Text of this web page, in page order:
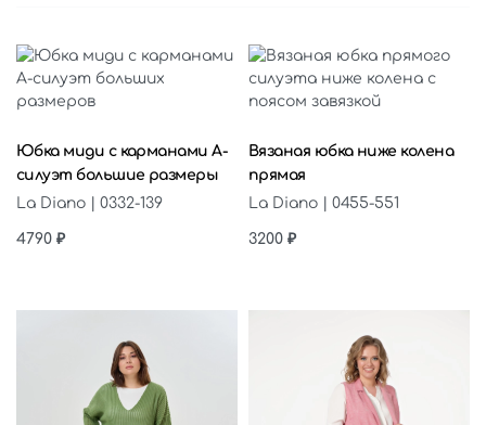
Юбка миди с карманами А-
силуэт большие размеры
La Diano | 0332-139
4790 ₽
Вязаная юбка ниже колена
прямая
La Diano | 0455-551
3200 ₽